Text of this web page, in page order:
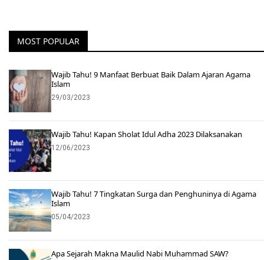
MOST POPULAR
Wajib Tahu! 9 Manfaat Berbuat Baik Dalam Ajaran Agama
Islam
29/03/2023
Wajib Tahu! Kapan Sholat Idul Adha 2023 Dilaksanakan
12/06/2023
Wajib Tahu! 7 Tingkatan Surga dan Penghuninya di Agama
Islam
05/04/2023
Apa Sejarah Makna Maulid Nabi Muhammad SAW?